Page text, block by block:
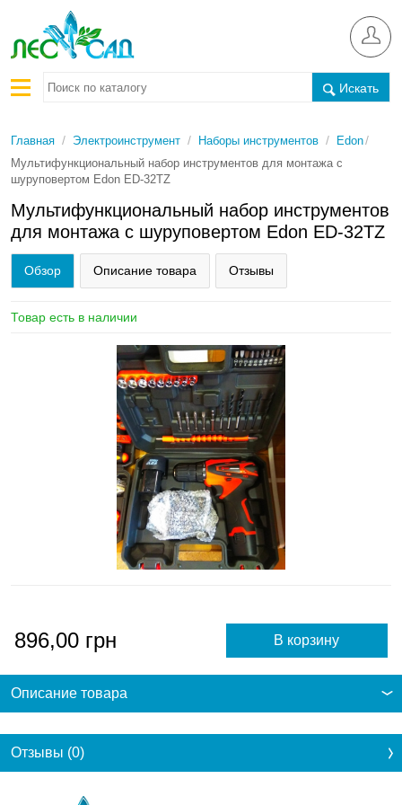
Искать
Главная / Электроинструмент / Наборы инструментов / Edon/
Мультифункциональный набор инструментов для монтажа с
шуруповертом Edon ED-32TZ
Мультифункциональный набор инструментов
для монтажа с шуруповертом Edon ED-32TZ
Обзор Описание товара Отзывы
Товар есть в наличии
896,00 грн
Описание товара
Отзывы (0)